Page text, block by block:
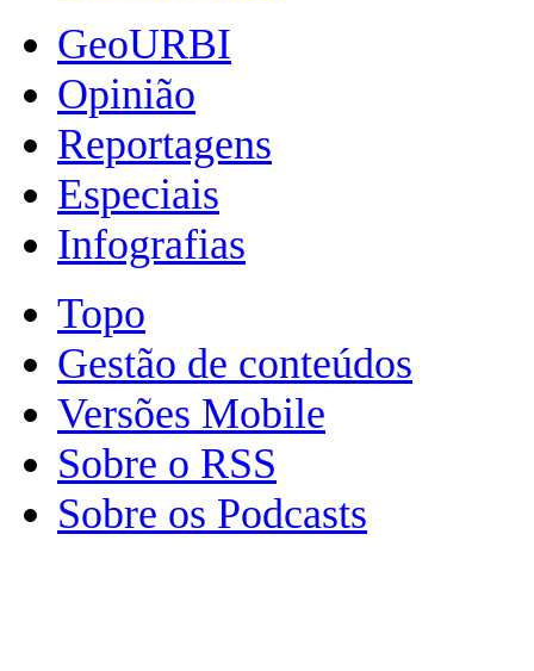
GeoURBI
Opinião
Reportagens
Especiais
Infografias
Topo
Gestão de conteúdos
Versões Mobile
Sobre o RSS
Sobre os Podcasts